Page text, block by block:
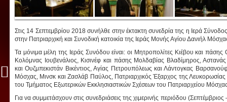
Στις 14 Σεπτεμβρίου 2018 συνήλθε στην έκτακτη συνεδρία της η Ιερά
στην Πατριαρχική και Συνοδική κατοικία της Ιεράς Μονής Αγίου Δανιήλ
Τα μόνιμα μέλη της Ιεράς Συνόδου είναι: οι Μητροπολίτες Κιέβου και
Κολόμνας Ιουβενάλιος, Κισινέφ και πάσης Μολδαβίας Βλαδίμηρος,
και Ουζμπεκιστάν Βικέντιος, Αγίας Πετρουπόλεως και Λάντογκας
Μόσχας, Μινσκ και Ζασλάβ Παύλος, Πατριαρχικός Έξαρχος της
του Τμήματος Εξωτερικών Εκκλησιαστικών Σχέσεων του Πατριαρχείου
Για να συμμετάσχουν στις συνεδριάσεις της χιμερινής περιόδου